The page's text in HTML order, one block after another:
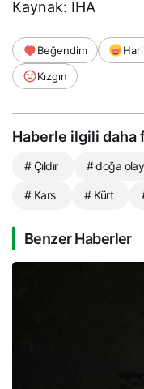
Kaynak: İHA
Beğendim
Kızgın
Haberle ilgili daha
# Çıldır # doğa
# Kars # Kürt
Benzer Haberler